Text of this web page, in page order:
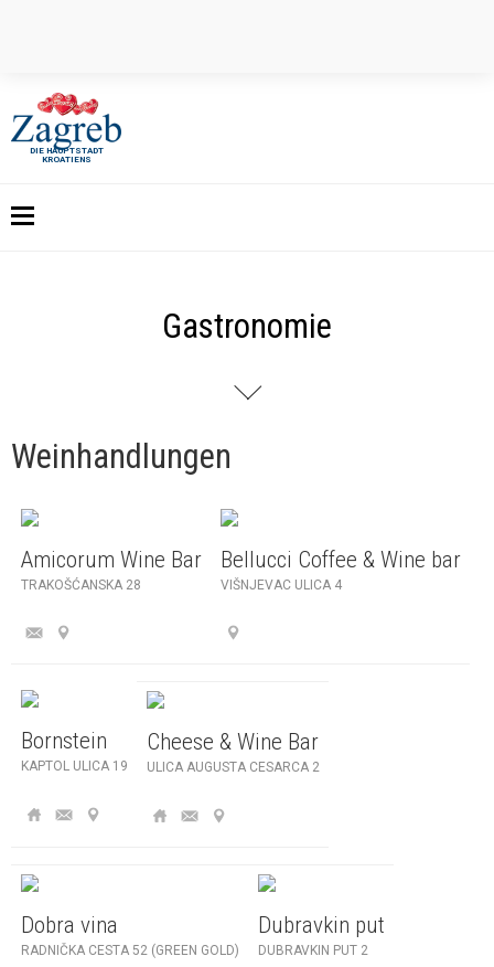
DIE HAUPTSTADT
KROATIENS
Gastronomie
Weinhandlungen
Amicorum Wine Bar
TRAKOŠĆANSKA 28
Bellucci Coffee & Wine bar
VIŠNJEVAC ULICA 4
Bornstein
KAPTOL ULICA 19
Cheese & Wine Bar
ULICA AUGUSTA CESARCA 2
Dobra vina
RADNIČKA CESTA 52 (GREEN GOLD)
Dubravkin put
DUBRAVKIN PUT 2